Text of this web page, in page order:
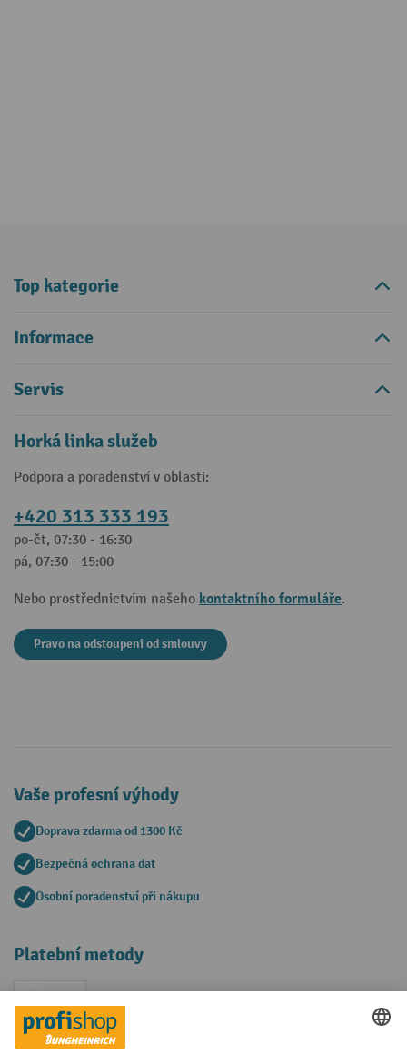
Top kategorie
Informace
Servis
Horká linka služeb
Podpora a poradenství v oblasti:
+420 313 333 193
po-čt, 07:30 - 16:30
pá, 07:30 - 15:00
Nebo prostřednictvím našeho kontaktního formuláře.
Pravo na odstoupeni od smlouvy
Vaše profesní výhody
Doprava zdarma od 1300 Kč
Bezpečná ochrana dat
Osobní poradenství při nákupu
Platební metody
Faktura